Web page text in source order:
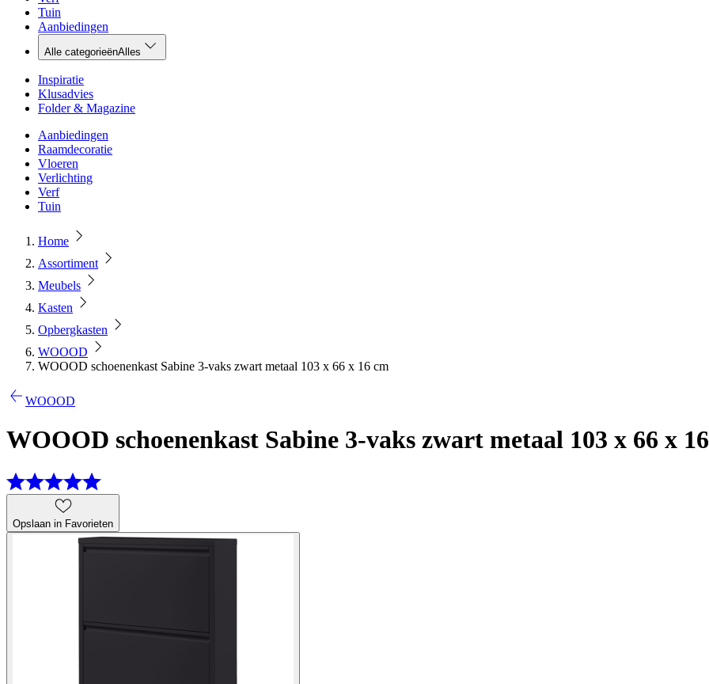
Tuin
Aanbiedingen
Alle categorieënAlles
Inspiratie
Klusadvies
Folder & Magazine
Aanbiedingen
Raamdecoratie
Vloeren
Verlichting
Verf
Tuin
Home
Assortiment
Meubels
Kasten
Opbergkasten
WOOOD
WOOOD schoenenkast Sabine 3-vaks zwart metaal 103 x 66 x 16 cm
WOOOD
WOOOD schoenenkast Sabine 3-vaks zwart metaal 103 x 66 x
Opslaan in Favorieten